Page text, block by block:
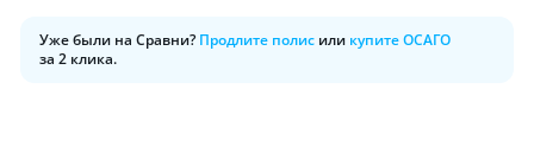
Уже были на Сравни? Продлите полис или купите ОСАГО
за 2 клика.